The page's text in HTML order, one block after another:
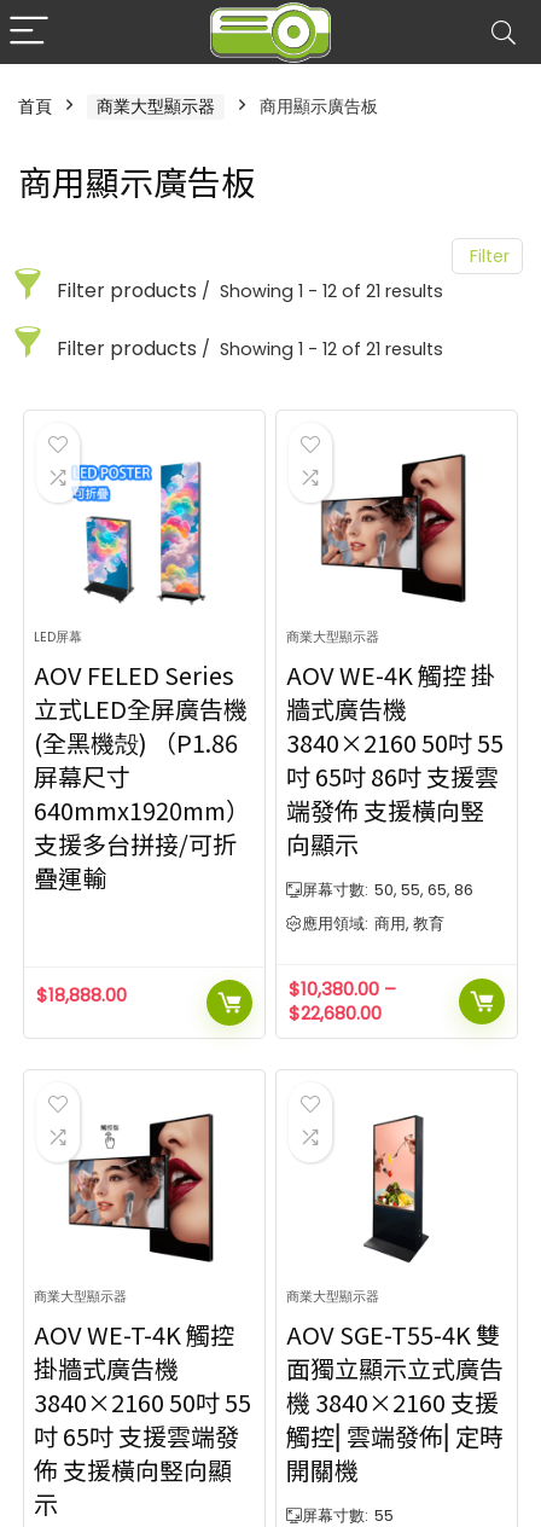
首頁 商業大型顯示器 商用顯示廣告板
商用顯示廣告板
Filter
Filter products Showing 1 - 12 of 21 results
商用顯示廣告板
您可以輸入想搜尋的商品關鍵字 電子透明屏 3
商用顯示廣告板 21
2
3840 x 2160
對比度
1,000:1 1,200:1
1600:1 1 3,000:1 8
5,000:1 7
屏幕尺寸
32吋 86吋
觸控點數量
10點觸控點
10點觸控 20點觸控 40點觸控
排序方式
Newness
Price: low to high
Show only products on sale
Clear filters
Filter products Showing 1 - 12 of 21 results
用關鍵字搜尋
您可以輸入想搜尋的商品關鍵字
選擇商品類型
電子透明屏 3
商用顯示廣告板 21
價格范圍
$4 080 $55 680
解像度
1920 x 1080
對比度
1,000:1 1 1,200:1 9
1600:1 1 3,000:1
5,000:1
屏幕尺寸
10點觸控點 40點觸控點
排序方式
Popularity
Price: low to high
Price: high to low
Show only products on sale
In stock only
Clear filters
LED屏幕
AOV FELED Series
立式LED全屏廣告機
(全黑機殻) （P1.86
屏幕尺寸
640mmx1920mm）
支援多台拼接/可折
疊運輸
$18,888.00
商業大型顯示器
AOV WE-4K 觸控 掛
牆式廣告機
3840×2160 50吋 55
吋 65吋 86吋 支援雲
端發佈 支援橫向竪
向顯示
屏幕寸數: 50, 55, 65, 86
應用領域: 商用, 教育
$10,380.00 –
$22,680.00
商業大型顯示器
AOV WE-T-4K 觸控
掛牆式廣告機
3840×2160 50吋 55
吋 65吋 支援雲端發
佈 支援橫向竪向顯
示
商業大型顯示器
AOV SGE-T55-4K 雙
面獨立顯示立式廣告
機 3840×2160 支援
觸控⎜雲端發佈⎜定時
開關機
屏幕寸數: 55